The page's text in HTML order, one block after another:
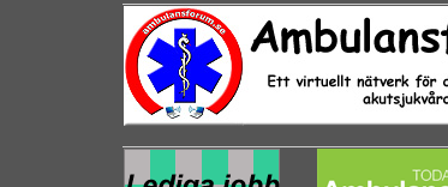
Hoppa till huvudinnehåll